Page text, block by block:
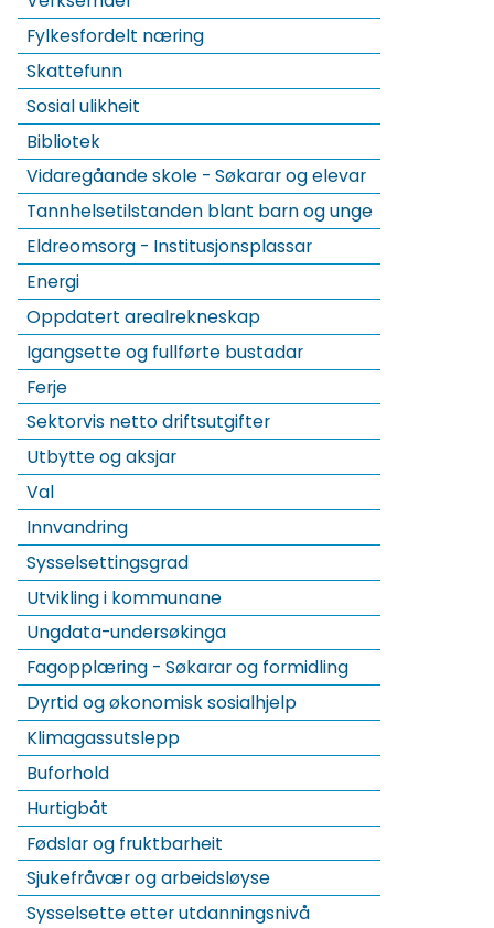
Fylkesfordelt næring
Skattefunn
Sosial ulikheit
Bibliotek
Vidaregåande skole - Søkarar og elevar
Tannhelsetilstanden blant barn og unge
Eldreomsorg - Institusjonsplassar
Energi
Oppdatert arealrekneskap
Igangsette og fullførte bustadar
Ferje
Sektorvis netto driftsutgifter
Utbytte og aksjar
Val
Innvandring
Sysselsettingsgrad
Utvikling i kommunane
Ungdata-undersøkinga
Fagopplæring - Søkarar og formidling
Dyrtid og økonomisk sosialhjelp
Klimagassutslepp
Buforhold
Hurtigbåt
Fødslar og fruktbarheit
Sjukefråvær og arbeidsløyse
Sysselsette etter utdanningsnivå